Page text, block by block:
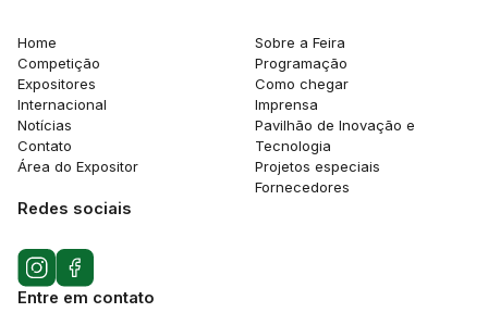
Home
Competição
Expositores
Internacional
Notícias
Contato
Área do Expositor
Sobre a Feira
Programação
Como chegar
Imprensa
Pavilhão de Inovação e
Tecnologia
Projetos especiais
Fornecedores
Redes sociais
Entre em contato